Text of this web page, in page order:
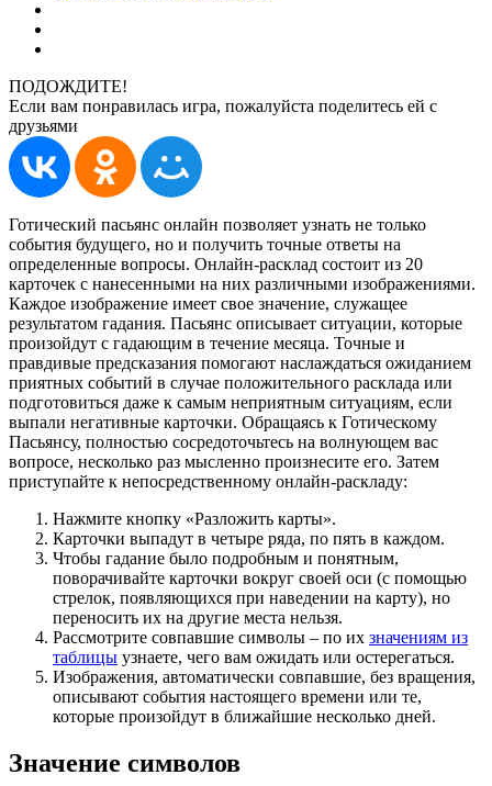
ПОДОЖДИТЕ!
Если вам понравилась игра, пожалуйста поделитесь ей с
друзьями
Готический пасьянс онлайн позволяет узнать не только
события будущего, но и получить точные ответы на
определенные вопросы. Онлайн-расклад состоит из 20
карточек с нанесенными на них различными изображениями.
Каждое изображение имеет свое значение, служащее
результатом гадания. Пасьянс описывает ситуации, которые
произойдут с гадающим в течение месяца. Точные и
правдивые предсказания помогают наслаждаться ожиданием
приятных событий в случае положительного расклада или
подготовиться даже к самым неприятным ситуациям, если
выпали негативные карточки. Обращаясь к Готическому
Пасьянсу, полностью сосредоточьтесь на волнующем вас
вопросе, несколько раз мысленно произнесите его. Затем
приступайте к непосредственному онлайн-раскладу:
Нажмите кнопку «Разложить карты».
Карточки выпадут в четыре ряда, по пять в каждом.
Чтобы гадание было подробным и понятным,
поворачивайте карточки вокруг своей оси (с помощью
стрелок, появляющихся при наведении на карту), но
переносить их на другие места нельзя.
Рассмотрите совпавшие символы – по их значениям из
таблицы узнаете, чего вам ожидать или остерегаться.
Изображения, автоматически совпавшие, без вращения,
описывают события настоящего времени или те,
которые произойдут в ближайшие несколько дней.
Значение символов